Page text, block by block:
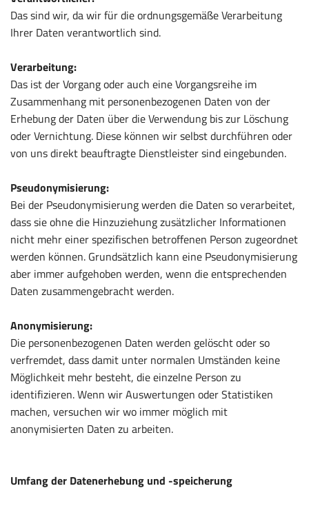
Das sind wir, da wir für die ordnungsgemäße Verarbeitung
Ihrer Daten verantwortlich sind.
Verarbeitung:
Das ist der Vorgang oder auch eine Vorgangsreihe im
Zusammenhang mit personenbezogenen Daten von der
Erhebung der Daten über die Verwendung bis zur Löschung
oder Vernichtung. Diese können wir selbst durchführen oder
von uns direkt beauftragte Dienstleister sind eingebunden.
Pseudonymisierung:
Bei der Pseudonymisierung werden die Daten so verarbeitet,
dass sie ohne die Hinzuziehung zusätzlicher Informationen
nicht mehr einer spezifischen betroffenen Person zugeordnet
werden können. Grundsätzlich kann eine Pseudonymisierung
aber immer aufgehoben werden, wenn die entsprechenden
Daten zusammengebracht werden.
Anonymisierung:
Die personenbezogenen Daten werden gelöscht oder so
verfremdet, dass damit unter normalen Umständen keine
Möglichkeit mehr besteht, die einzelne Person zu
identifizieren. Wenn wir Auswertungen oder Statistiken
machen, versuchen wir wo immer möglich mit
anonymisierten Daten zu arbeiten.
Umfang der Datenerhebung und -speicherung